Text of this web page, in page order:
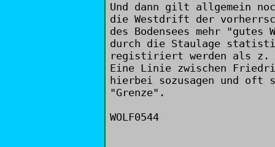
Und dann gilt allgemein
die Westdrift der
des Bodensees mehr
durch die Staulage
registiriert werden als z.
Eine Linie zwischen
hierbei sozusagen und oft
"Grenze".
WOLF0544